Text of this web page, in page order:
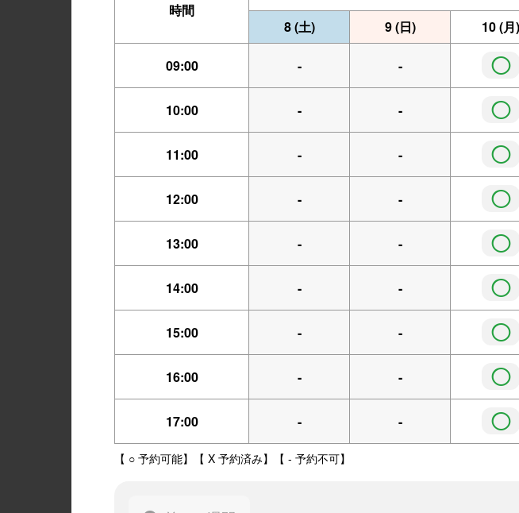
時間
8(土) 9(日) 10(月)
09:00 - - ◯
10:00 - - ◯
11:00 - - ◯
12:00 - - ◯
13:00 - - ◯
14:00 - - ◯
15:00 - - ◯
16:00 - - ◯
17:00 - - ◯
【 ○ 予約可能】【 X 予約済み】【 - 予約不可】